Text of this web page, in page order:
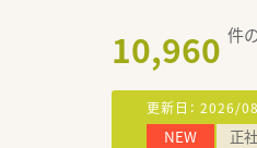
10,960 件
更新日： 2026/
NEW 正